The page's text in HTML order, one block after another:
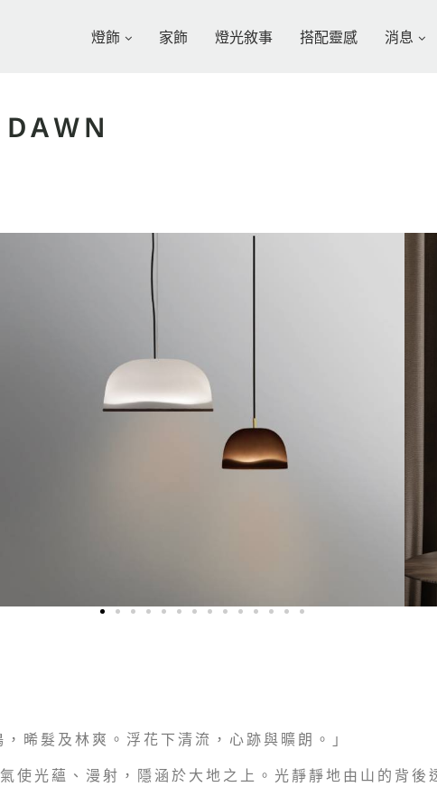
燈飾 家飾 燈光敘事 搭配靈感 消息
晞髮及林爽。浮花下清流，心跡與曠朗。」
使光蘊、漫射，隱涵於大地之上。光靜靜地由山的背後